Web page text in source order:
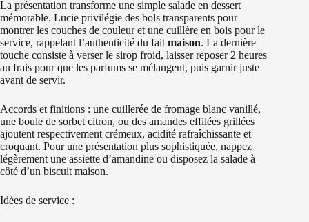
La présentation transforme une simple salade en dessert
mémorable. Lucie privilégie des bols transparents pour
montrer les couches de couleur et une cuillère en bois pour le
service, rappelant l’authenticité du fait maison. La dernière
touche consiste à verser le sirop froid, laisser reposer 2 heures
au frais pour que les parfums se mélangent, puis garnir juste
avant de servir.
Accords et finitions : une cuillerée de fromage blanc vanillé,
une boule de sorbet citron, ou des amandes effilées grillées
ajoutent respectivement crémeux, acidité rafraîchissante et
croquant. Pour une présentation plus sophistiquée, nappez
légèrement une assiette d’amandine ou disposez la salade à
côté d’un biscuit maison.
Idées de service :